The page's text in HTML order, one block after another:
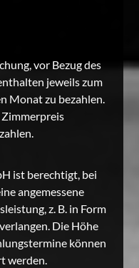
vor Bezug des
jeweils zum
Monat zu bezahlen.
ist berechtigt, bei
angemessene
z. B. in Form
Die Höhe
können
werden.